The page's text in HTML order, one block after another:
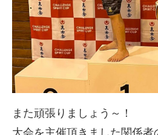
また頑張りましょう～！